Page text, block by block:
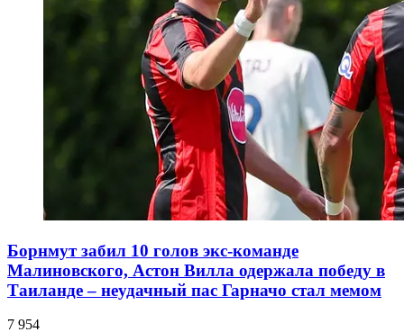
Борнмут забил 10 голов экс-команде
Малиновского, Астон Вилла одержала победу в
Таиланде – неудачный пас Гарначо стал мемом
7 954